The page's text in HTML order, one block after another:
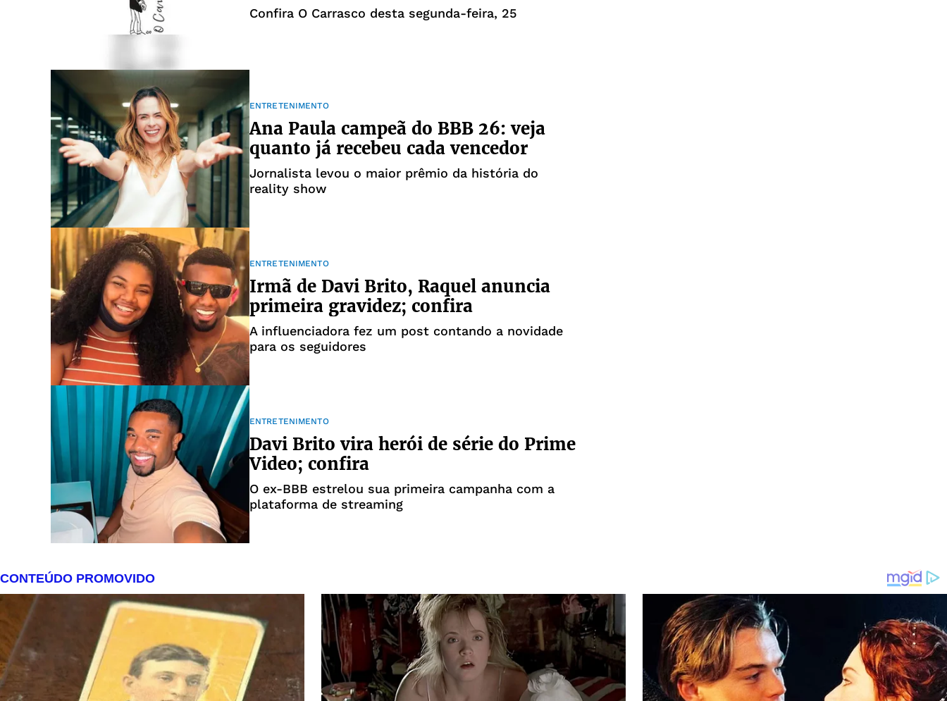
Confira O Carrasco desta segunda-feira, 25
ENTRETENIMENTO
Ana Paula campeã do BBB 26: veja
quanto já recebeu cada vencedor
Jornalista levou o maior prêmio da história do
reality show
ENTRETENIMENTO
Irmã de Davi Brito, Raquel anuncia
primeira gravidez; confira
A influenciadora fez um post contando a novidade
para os seguidores
ENTRETENIMENTO
Davi Brito vira herói de série do Prime
Video; confira
O ex-BBB estrelou sua primeira campanha com a
plataforma de streaming